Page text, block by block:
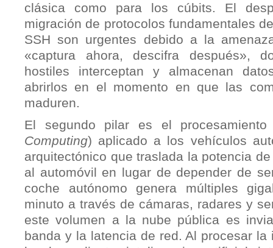
clásica como para los cúbits. El
migración de protocolos fundamentales
SSH son urgentes debido a la
«captura ahora, descifra después»,
hostiles interceptan y almacenan
abrirlos en el momento en que las
maduren.
El segundo pilar es el
Computing) aplicado a los vehículos
arquitectónico que traslada la potencia
al automóvil en lugar de depender de
coche autónomo genera múltiples
minuto a través de cámaras, radares y
este volumen a la nube pública es
banda y la latencia de red. Al procesar la